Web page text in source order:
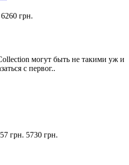
6260 грн.
могут быть не такими уж и
с первог..
грн. 5730 грн.